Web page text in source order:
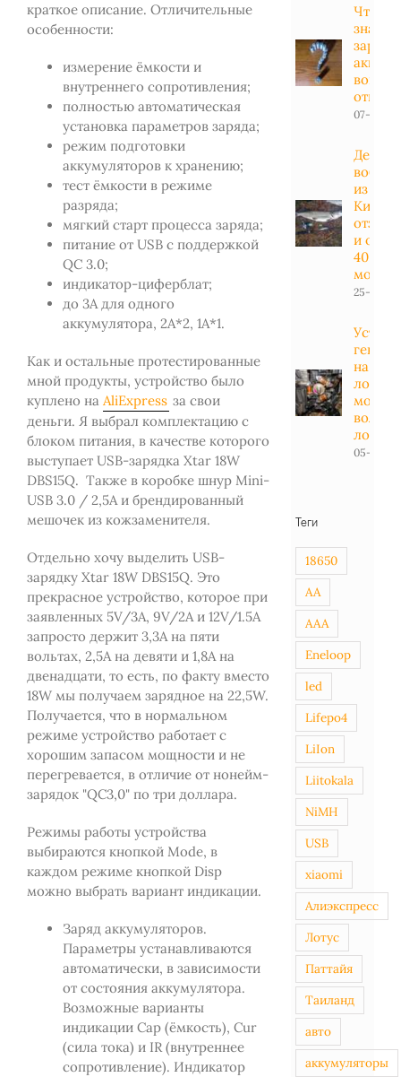
краткое описание. Отличительные
особенности:
измерение ёмкости и
внутреннего сопротивления;
полностью автоматическая
установка параметров заряда;
режим подготовки
аккумуляторов к хранению;
тест ёмкости в режиме
разряда;
мягкий старт процесса заряда;
питание от USB с поддержкой
QC 3.0;
индикатор-циферблат;
до 3А для одного
аккумулятора, 2А*2, 1А*1.
Как и остальные протестированные
мной продукты, устройство было
куплено на AliExpress за свои
деньги. Я выбрал комплектацию с
блоком питания, в качестве которого
выступает USB-зарядка Xtar 18W
DBS15Q. Также в коробке шнур Mini-
USB 3.0 / 2,5А и брендированный
мешочек из кожзаменителя.
Отдельно хочу выделить USB-
зарядку Xtar 18W DBS15Q. Это
прекрасное устройство, которое при
заявленных 5V/3A, 9V/2A и 12V/1.5A
запросто держит 3,3А на пяти
вольтах, 2,5А на девяти и 1,8А на
двенадцати, то есть, по факту вместо
18W мы получаем зарядное на 22,5W.
Получается, что в нормальном
режиме устройство работает с
хорошим запасом мощности и не
перегревается, в отличие от нонейм-
зарядок "QC3,0" по три доллара.
Режимы работы устройства
выбираются кнопкой Mode, в
каждом режиме кнопкой Disp
можно выбрать вариант индикации.
Заряд аккумуляторов.
Параметры устанавливаются
автоматически, в зависимости
от состояния аккумулятора.
Возможные варианты
индикации Cap (ёмкость), Cur
(сила тока) и IR (внутреннее
сопротивление). Индикатор
Что
знать
заряд
ответы
07-04-
из
Китая:
отзывы
и
40
25-11-
на
мотор
вольт в
лодке
05-01-
Теги
18650
AA
AAA
Eneloop
led
Lifepo4
LiIon
Liitokala
NiMH
USB
xiaomi
Алиэкспресс
Лотус
Паттайя
Таиланд
авто
аккумуляторы